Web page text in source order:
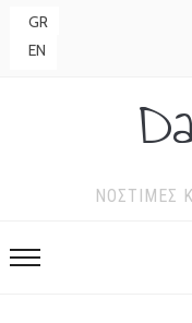
GR
EN
ΝΌΣΤΙΜΕΣ